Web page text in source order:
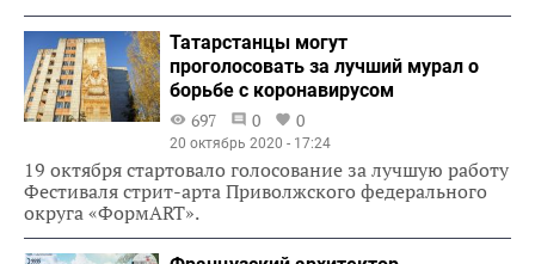
Татарстанцы могут
проголосовать за лучший мурал о
борьбе с коронавирусом
697
0 0
20 октябрь 2020 - 17:24
19 октября стартовало голосование за лучшую работу
Фестиваля стрит-арта Приволжского федерального
округа «ФормART».